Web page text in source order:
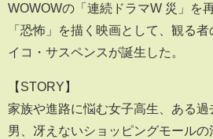
WOWOWの「連続ドラマW 災」を
「恐怖」を描く映画として、観る
イコ・サスペンスが誕生した。
【STORY】
家族や進路に悩む女子高生、ある
男、冴えないショッピングモール